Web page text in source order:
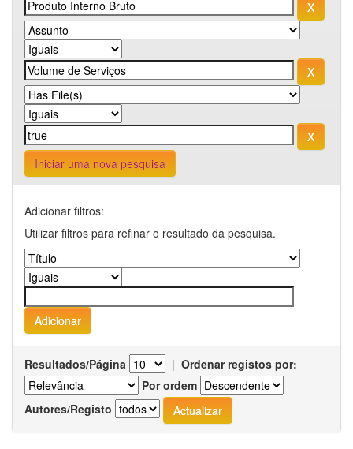
Iniciar uma nova pesquisa
Adicionar filtros:
Utilizar filtros para refinar o resultado da pesquisa.
Resultados/Página | Ordenar registos por:
Por ordem
Autores/Registo